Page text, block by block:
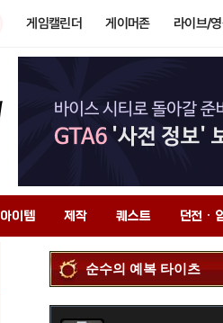
게임캘린더 게이머존 라이브/
아이템 제작 퀘스트 던전 ·
순수의 예복 타이츠